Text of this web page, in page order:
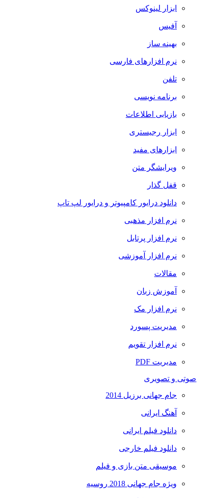
ابزار لینوکس
آفیس
بهینه ساز
نرم افزارهای فارسی
تلفن
برنامه نویسی
بازیابی اطلاعات
ابزار رجیستری
ابزارهای مفید
ویرایشگر متن
قفل گذار
دانلود درایور کامپیوتر و درایور لپ تاپ
نرم افزار مذهبی
نرم افزار پرتابل
نرم افزار آموزشی
مقالات
آموزش زبان
نرم افزار مک
مدیریت پسورد
نرم افزار تقویم
مدیریت PDF
صوتی و تصویری
جام جهانی برزیل 2014
آهنگ ایرانی
دانلود فیلم ایرانی
دانلود فیلم خارجی
موسیقی متن بازی و فیلم
ویژه جام جهانی 2018 روسیه